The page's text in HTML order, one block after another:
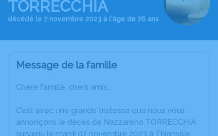
TORRECCHIA
décédé le 7 novembre 2023 à l'âge de 76 ans
Message de la famille
Chère famille, chers amis,
C’est avec une grande tristesse que nous vous
annonçons le décès de Nazzareno TORRECCHIA
survenu le mardi 07 novembre 2023 à Thionville.